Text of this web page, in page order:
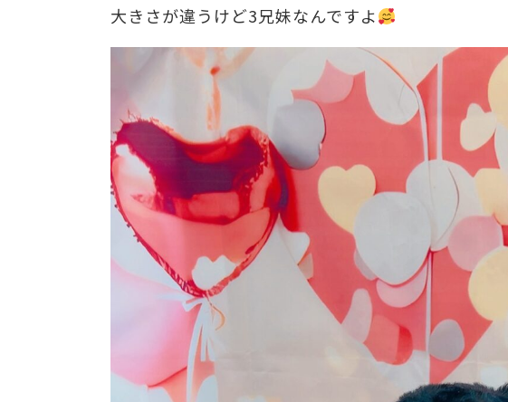
大きさが違うけど3兄妹なんですよ